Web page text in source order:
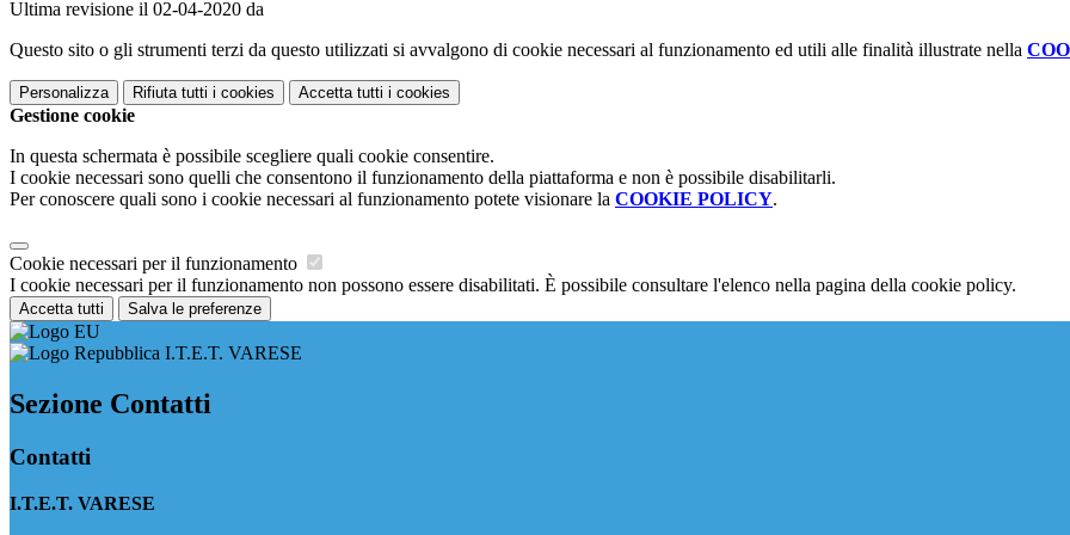
Ultima revisione il 02-04-2020 da
Questo sito o gli strumenti terzi da questo utilizzati si avvalgono di cookie necessari al funzionamento ed utili alle finalità illustrate nella
Personalizza Rifiuta tutti i cookies Accetta tutti i cookies
Gestione cookie
In questa schermata è possibile scegliere quali cookie consentire.
I cookie necessari sono quelli che consentono il funzionamento della piattaforma e non è possibile disabilitarli.
Per conoscere quali sono i cookie necessari al funzionamento potete visionare la COOKIE POLICY.
Cookie necessari per il funzionamento
I cookie necessari per il funzionamento non possono essere disabilitati. È possibile consultare l'elenco nella pagina della cookie policy.
Accetta tutti Salva le preferenze
I.T.E.T. VARESE
Sezione Contatti
Contatti
I.T.E.T. VARESE